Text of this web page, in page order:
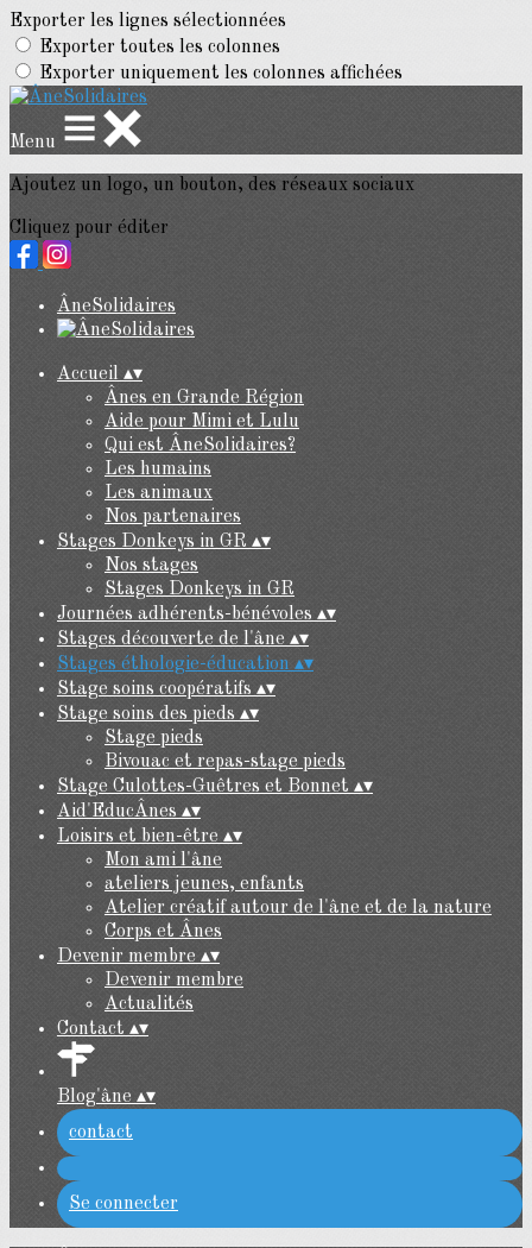
Exporter les lignes sélectionnées
Exporter toutes les colonnes
Exporter uniquement les colonnes affichées
Menu
Ajoutez un logo, un bouton, des réseaux sociaux
Cliquez pour éditer
ÂneSolidaires
Accueil ▴▾
Ânes en Grande Région
Aide pour Mimi et Lulu
Qui est ÂneSolidaires?
Les humains
Les animaux
Nos partenaires
Stages Donkeys in GR ▴▾
Nos stages
Stages Donkeys in GR
Journées adhérents-bénévoles ▴▾
Stages découverte de l'âne ▴▾
Stages éthologie-éducation ▴▾
Stage soins coopératifs ▴▾
Stage soins des pieds ▴▾
Stage pieds
Bivouac et repas-stage pieds
Stage Culottes-Guêtres et Bonnet ▴▾
Aid'EducÂnes ▴▾
Loisirs et bien-être ▴▾
Mon ami l'âne
ateliers jeunes, enfants
Atelier créatif autour de l'âne et de la nature
Corps et Ânes
Devenir membre ▴▾
Devenir membre
Actualités
Contact ▴▾
Blog'âne ▴▾
contact
Se connecter